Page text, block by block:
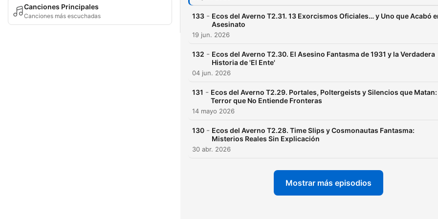
Canciones Principales
Canciones más escuchadas
fenómenos que escapan a
toda explicación racional.
cautivador por: Misterios sin
desapariciones inquietantes
hasta eventos históricos
Sucesos paranormales:
Fantasmas, poltergeists,
desafían la realidad. True
Crime: Los crímenes más
impactantes y sus
133 - Ecos del Averno T2.31. 13 Exorcismos Oficiales… y Uno que Acabó
Asesinato
19 jun. 2026
132 - Ecos del Averno T2.30. El Asesino Fantasma de 1931 y la Verdadera
Historia de 'El Ente'
04 jun. 2026
131 - Ecos del Averno T2.29. Portales, Poltergeists y Silencios que Matan:
Terror que No Entiende Fronteras
14 mayo 2026
130 - Ecos del Averno T2.28. Time Slips y Cosmonautas Fantasma:
Misterios Reales Sin Explicación
30 abr. 2026
Mostrar más episodios